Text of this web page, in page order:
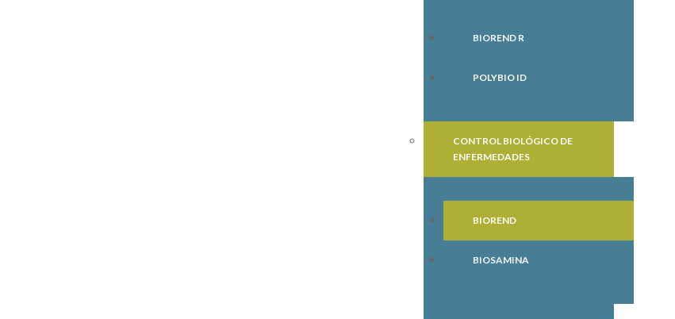
BIOREND R
POLYBIO ID
CONTROL BIOLÓGICO DE
ENFERMEDADES
BIOREND
BIOSAMINA